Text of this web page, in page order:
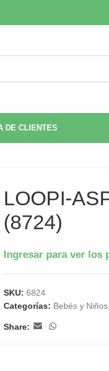
DE CLIENTES
LOOPI-
(8724)
Ingresar para ver los
SKU: 6824
Categorías: Bebés y Niños,
Share: